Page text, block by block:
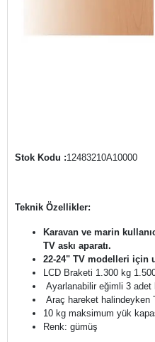
Stok Kodu :12483210A10000
Teknik Özellikler:
Karavan ve marin
TV askı aparatı.
22-24" TV modelleri için
LCD Braketi 1.300 kg
Ayarlanabilir eğimli 3 adet
Araç hareket halindeyken
10 kg maksimum yük
Renk: gümüş